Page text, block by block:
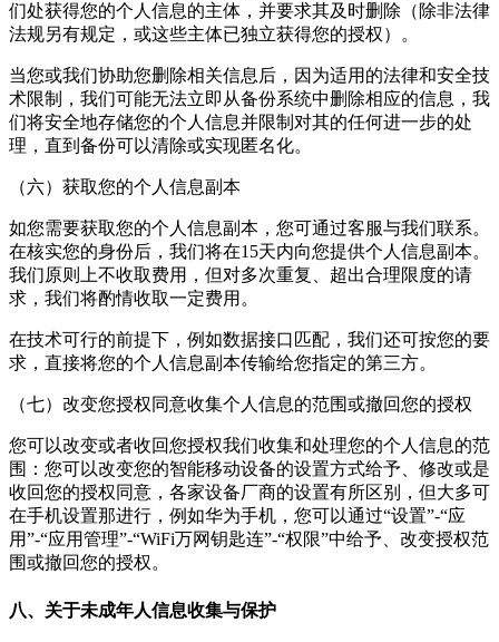
们处获得您的个人信息的主体，并要求其及时删除（除非法律
法规另有规定，或这些主体已独立获得您的授权）。
当您或我们协助您删除相关信息后，因为适用的法律和安全技
术限制，我们可能无法立即从备份系统中删除相应的信息，我
们将安全地存储您的个人信息并限制对其的任何进一步的处
理，直到备份可以清除或实现匿名化。
（六）获取您的个人信息副本
如您需要获取您的个人信息副本，您可通过客服与我们联系。
在核实您的身份后，我们将在15天内向您提供个人信息副本。
我们原则上不收取费用，但对多次重复、超出合理限度的请
求，我们将酌情收取一定费用。
在技术可行的前提下，例如数据接口匹配，我们还可按您的要
求，直接将您的个人信息副本传输给您指定的第三方。
（七）改变您授权同意收集个人信息的范围或撤回您的授权
您可以改变或者收回您授权我们收集和处理您的个人信息的范
围：您可以改变您的智能移动设备的设置方式给予、修改或是
收回您的授权同意，各家设备厂商的设置有所区别，但大多可
在手机设置那进行，例如华为手机，您可以通过“设置”-“应
用”-“应用管理”-“WiFi万网钥匙连”-“权限”中给予、改变授权范
围或撤回您的授权。
八、关于未成年人信息收集与保护